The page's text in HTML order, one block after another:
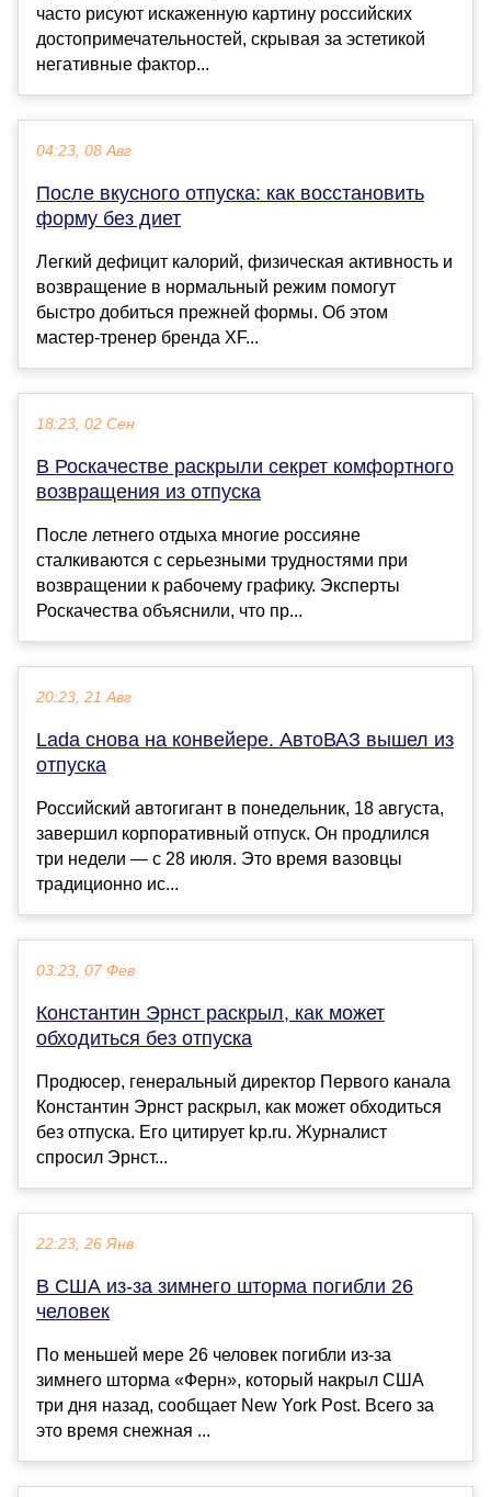
часто рисуют искаженную картину российских
достопримечательностей, скрывая за эстетикой
негативные фактор...
04:23, 08 Авг
После вкусного отпуска: как восстановить
форму без диет
Легкий дефицит калорий, физическая активность и
возвращение в нормальный режим помогут
быстро добиться прежней формы. Об этом
мастер-тренер бренда XF...
18:23, 02 Сен
В Роскачестве раскрыли секрет комфортного
возвращения из отпуска
После летнего отдыха многие россияне
сталкиваются с серьезными трудностями при
возвращении к рабочему графику. Эксперты
Роскачества объяснили, что пр...
20:23, 21 Авг
Lada снова на конвейере. АвтоВАЗ вышел из
отпуска
Российский автогигант в понедельник, 18 августа,
завершил корпоративный отпуск. Он продлился
три недели — с 28 июля. Это время вазовцы
традиционно ис...
03:23, 07 Фев
Константин Эрнст раскрыл, как может
обходиться без отпуска
Продюсер, генеральный директор Первого канала
Константин Эрнст раскрыл, как может обходиться
без отпуска. Его цитирует kp.ru. Журналист
спросил Эрнст...
22:23, 26 Янв
В США из-за зимнего шторма погибли 26
человек
По меньшей мере 26 человек погибли из-за
зимнего шторма «Ферн», который накрыл США
три дня назад, сообщает New York Post. Всего за
это время снежная ...